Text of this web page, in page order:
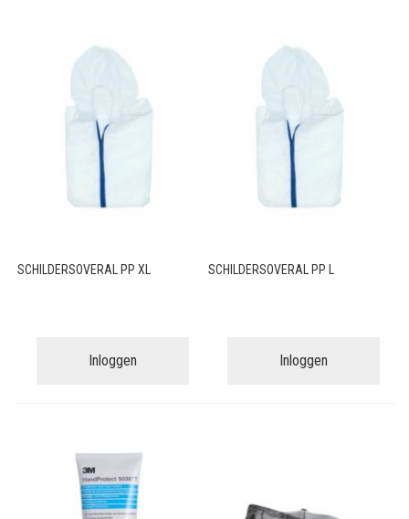
SCHILDERSOVERAL PP XL
Inloggen
SCHILDERSOVERAL PP L
Inloggen